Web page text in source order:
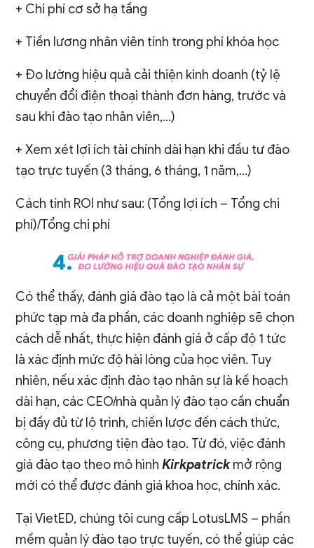
+ Chi phí cơ sở hạ tầng
+ Tiền lương nhân viên tính trong phí khóa học
+ Đo lường hiệu quả cải thiện kinh doanh (tỷ lệ
chuyển đổi điện thoại thành đơn hàng, trước và
sau khi đào tạo nhân viên,…)
+ Xem xét lợi ích tài chính dài hạn khi đầu tư đào
tạo trực tuyến (3 tháng, 6 tháng, 1 năm,…)
Cách tính ROI như sau: (Tổng lợi ích – Tổng chi
phí)/Tổng chi phí
Có thể thấy, đánh giá đào tạo là cả một bài toán
phức tạp mà đa phần, các doanh nghiệp sẽ chọn
cách dễ nhất, thực hiện đánh giá ở cấp độ 1 tức
là xác định mức độ hài lòng của học viên. Tuy
nhiên, nếu xác định đào tạo nhân sự là kế hoạch
dài hạn, các CEO/nhà quản lý đào tạo cần chuẩn
bị đầy đủ từ lộ trình, chiến lược đến cách thức,
công cụ, phương tiện đào tạo. Từ đó, việc đánh
giá đào tạo theo mô hìnhKirkpatrickmở rộng
mới có thể được đánh giá khoa học, chính xác.
Tại VietED, chúng tôi cung cấp LotusLMS – phần
mềm quản lý đào tạo trực tuyến, có thể giúp các